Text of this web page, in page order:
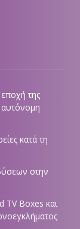
της
κατά τη
στην
TV Boxes και